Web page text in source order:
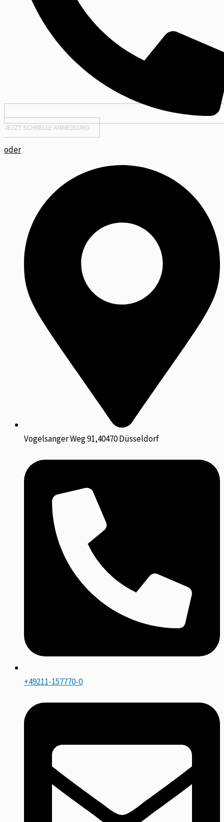
JETZT SCHNELLE ANMEDLUNG
oder
Vogelsanger Weg 91,40470 Düsseldorf
+49211-157770-0